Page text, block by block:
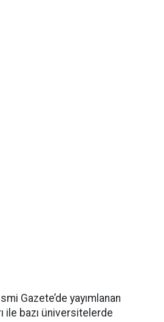
Gazete’de yayımlanan
ile bazı üniversitelerde